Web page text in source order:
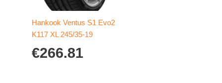
Hankook Ventus S1 Evo2
K117 XL 245/35-19
€266.81